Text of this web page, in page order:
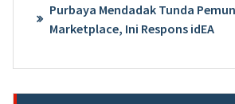
Purbaya Mendadak Tunda
Marketplace, Ini Respons idEA